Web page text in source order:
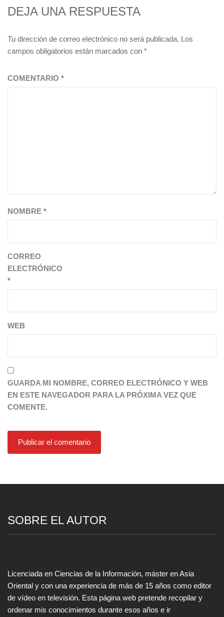
DEJA UNA RESPUESTA
Tu dirección de correo electrónico no será publicada. Los
campos obligatorios están marcados con *
COMENTARIO *
NOMBRE *
CORREO
ELECTRÓNICO
*
WEB
GUARDA MI NOMBRE, CORREO ELECTRÓNICO Y WEB
EN ESTE NAVEGADOR PARA LA PRÓXIMA VEZ QUE
COMENTE.
SOBRE EL AUTOR
Licenciada en Ciencias de la Información, máster en Asia
Oriental y con una experiencia de más de 15 años como editor
de vídeo en televisión. Esta página web pretende recopilar y
ordenar mis conocimientos durante esos años e ir